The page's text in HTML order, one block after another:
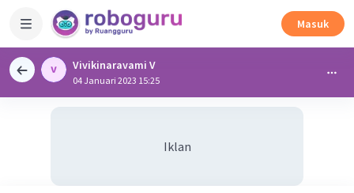
Masuk
Vivikinaravami V
04 Januari 2023 15:25
Iklan